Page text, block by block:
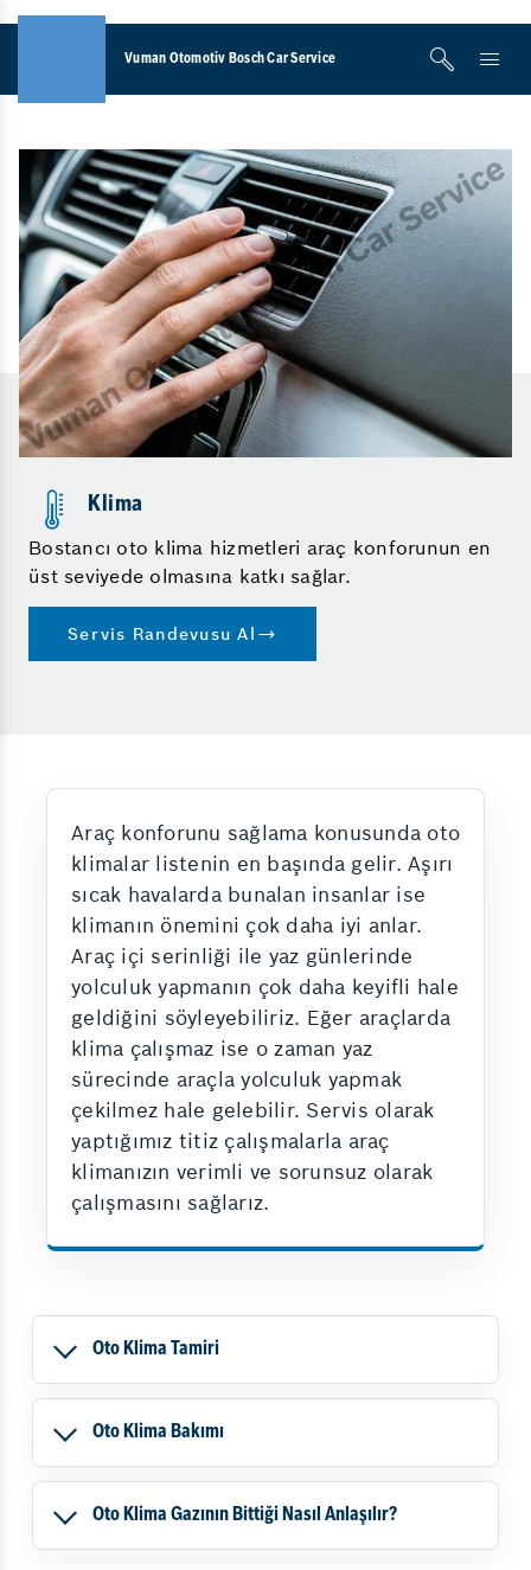
Vuman Otomotiv Bosch Car Service
Klima
Bostancı oto klima hizmetleri araç konforunun en
üst seviyede olmasına katkı sağlar.
Servis Randevusu Al
Araç konforunu sağlama konusunda oto
klimalar listenin en başında gelir. Aşırı
sıcak havalarda bunalan insanlar ise
klimanın önemini çok daha iyi anlar.
Araç içi serinliği ile yaz günlerinde
yolculuk yapmanın çok daha keyifli hale
geldiğini söyleyebiliriz. Eğer araçlarda
klima çalışmaz ise o zaman yaz
sürecinde araçla yolculuk yapmak
çekilmez hale gelebilir. Servis olarak
yaptığımız titiz çalışmalarla araç
klimanızın verimli ve sorunsuz olarak
çalışmasını sağlarız.
Oto Klima Tamiri
Oto Klima Bakımı
Oto Klima Gazının Bittiği Nasıl Anlaşılır?